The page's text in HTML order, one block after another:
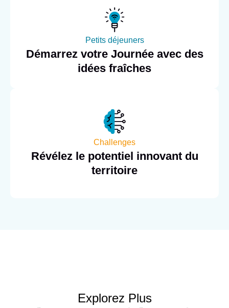
Petits déjeuners
Démarrez votre Journée avec des
idées fraîches
Challenges
Révélez le potentiel innovant du
territoire
Explorez Plus